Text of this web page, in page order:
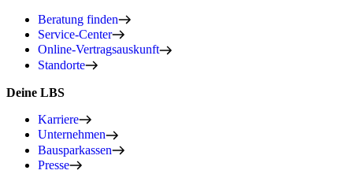
Beratung finden
Service-Center
Online-Vertragsauskunft
Standorte
Deine LBS
Karriere
Unternehmen
Bausparkassen
Presse